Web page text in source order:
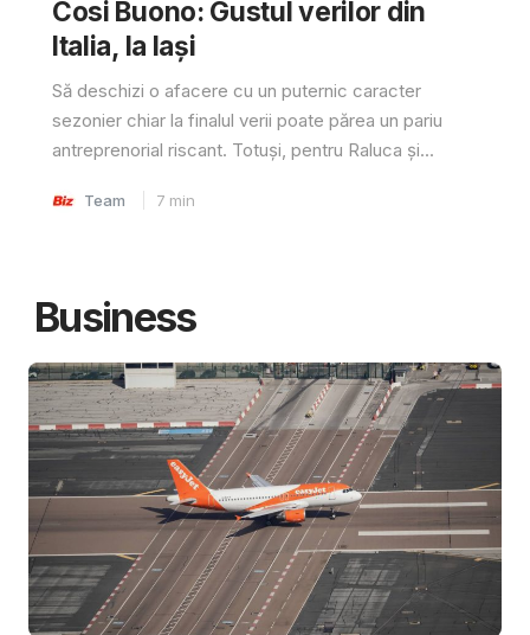
Cosi Buono: Gustul verilor din
Italia, la Iași
Să deschizi o afacere cu un puternic caracter
sezonier chiar la finalul verii poate părea un pariu
antreprenorial riscant. Totuși, pentru Raluca și...
Team 7 min
Business